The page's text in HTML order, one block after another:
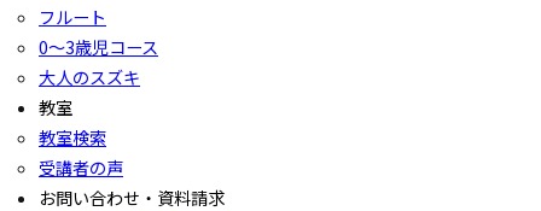
フルート
0〜3歳児コース
大人のスズキ
教室
教室検索
受講者の声
お問い合わせ・資料請求